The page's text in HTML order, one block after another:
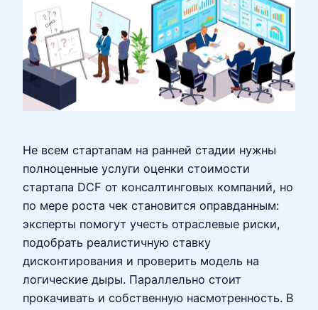
Не всем стартапам на ранней стадии нужны
полноценные услуги оценки стоимости
стартапа DCF от консалтинговых компаний, но
по мере роста чек становится оправданным:
эксперты помогут учесть отраслевые риски,
подобрать реалистичную ставку
дисконтирования и проверить модель на
логические дыры. Параллельно стоит
прокачивать и собственную насмотренность. В